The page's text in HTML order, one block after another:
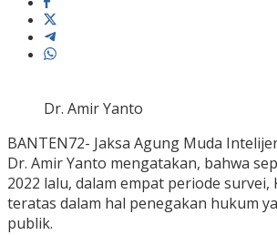
Dr. Amir Yanto
BANTEN72- Jaksa Agung Muda
Dr. Amir Yanto mengatakan, bahwa
2022 lalu, dalam empat periode survei,
teratas dalam hal penegakan hukum
publik.